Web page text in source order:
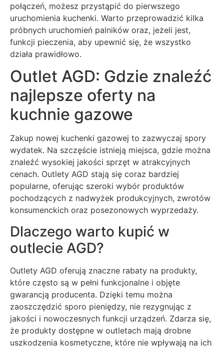
połączeń, możesz przystąpić do pierwszego
uruchomienia kuchenki. Warto przeprowadzić kilka
próbnych uruchomień palników oraz, jeżeli jest,
funkcji pieczenia, aby upewnić się, że wszystko
działa prawidłowo.
Outlet AGD: Gdzie znaleźć
najlepsze oferty na
kuchnie gazowe
Zakup nowej kuchenki gazowej to zazwyczaj spory
wydatek. Na szczęście istnieją miejsca, gdzie można
znaleźć wysokiej jakości sprzęt w atrakcyjnych
cenach. Outlety AGD stają się coraz bardziej
popularne, oferując szeroki wybór produktów
pochodzących z nadwyżek produkcyjnych, zwrotów
konsumenckich oraz posezonowych wyprzedaży.
Dlaczego warto kupić w
outlecie AGD?
Outlety AGD oferują znaczne rabaty na produkty,
które często są w pełni funkcjonalne i objęte
gwarancją producenta. Dzięki temu można
zaoszczędzić sporo pieniędzy, nie rezygnując z
jakości i nowoczesnych funkcji urządzeń. Zdarza się,
że produkty dostępne w outletach mają drobne
uszkodzenia kosmetyczne, które nie wpływają na ich